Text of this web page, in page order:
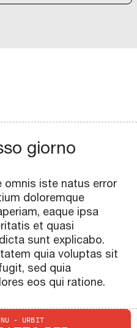
giorno
omnis iste natus error
doloremque
eaque ipsa
et quasi
sunt explicabo.
quia voluptas sit
sed quia
eos qui ratione.
- URBIT